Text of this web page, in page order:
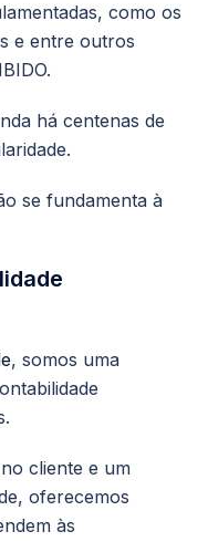
como os
e entre outros
há centenas de
se fundamenta à
, somos uma
cliente e um
oferecemos
às